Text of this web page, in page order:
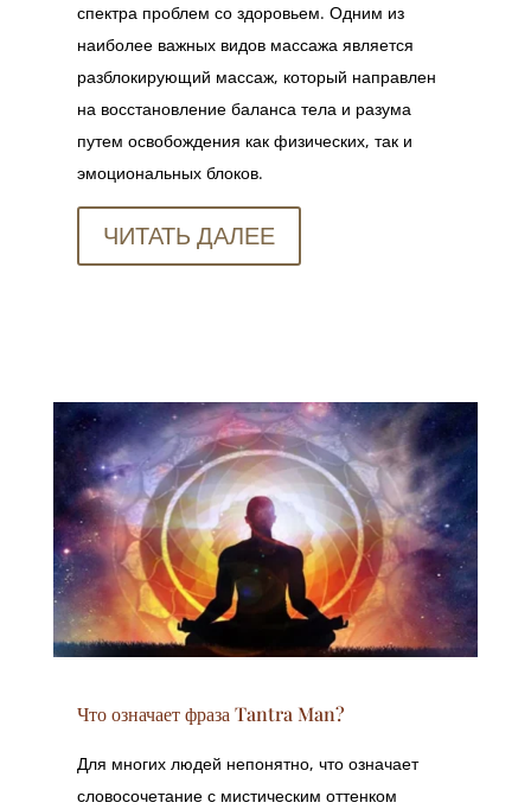
спектра проблем со здоровьем. Одним из
наиболее важных видов массажа является
разблокирующий массаж, который направлен
на восстановление баланса тела и разума
путем освобождения как физических, так и
эмоциональных блоков.
ЧИТАТЬ ДАЛЕЕ
Что означает фраза Tantra Man?
Для многих людей непонятно, что означает
словосочетание с мистическим оттенком